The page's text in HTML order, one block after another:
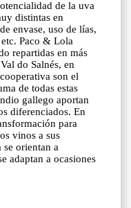
de la uva
distintas en
envase, uso de lías,
Paco & Lola
repartidas en más
do Salnés, en
son el
de todas estas
gallego aportan
diferenciados. En
para
vinos a sus
orientan a
adaptan a ocasiones